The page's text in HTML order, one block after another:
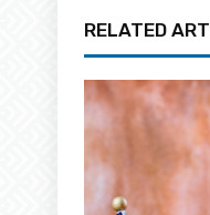
RELATED